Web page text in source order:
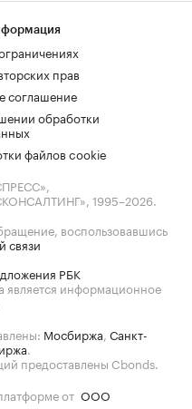
прав
соглашение
обработки
файлов cookie
1995–2026.
воспользовавшись
связи
РБК
является информационное
Мосбиржа, Санкт-
.
предоставлены Cbonds.
от ООО